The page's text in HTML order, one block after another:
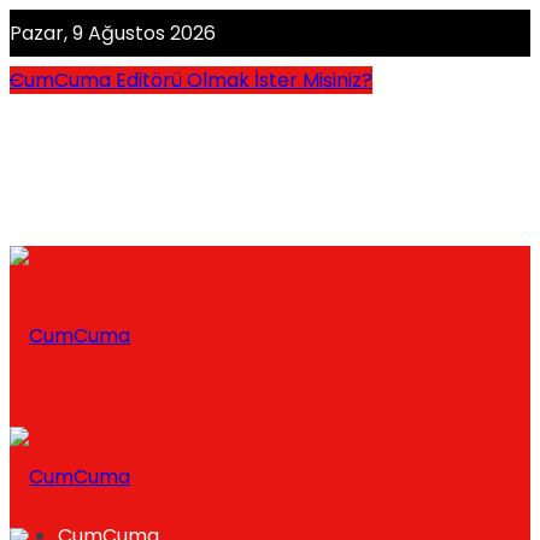
Pazar, 9 Ağustos 2026
CumCuma Editörü Olmak İster Misiniz?